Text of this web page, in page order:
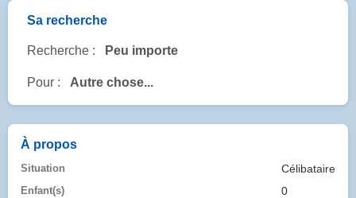
Sa recherche
Recherche : Peu importe
Pour : Autre chose...
À propos
Situation Célibataire
Enfant(s) 0